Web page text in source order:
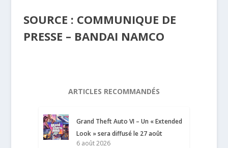
SOURCE : COMMUNIQUE DE
PRESSE – BANDAI NAMCO
ARTICLES RECOMMANDÉS
Grand Theft Auto VI – Un « Extended
Look » sera diffusé le 27 août
6 août 2026